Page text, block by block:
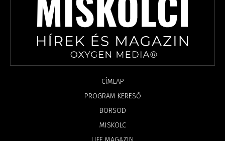
CÍMLAP
PROGRAM KERESŐ
BORSOD
MISKOLC